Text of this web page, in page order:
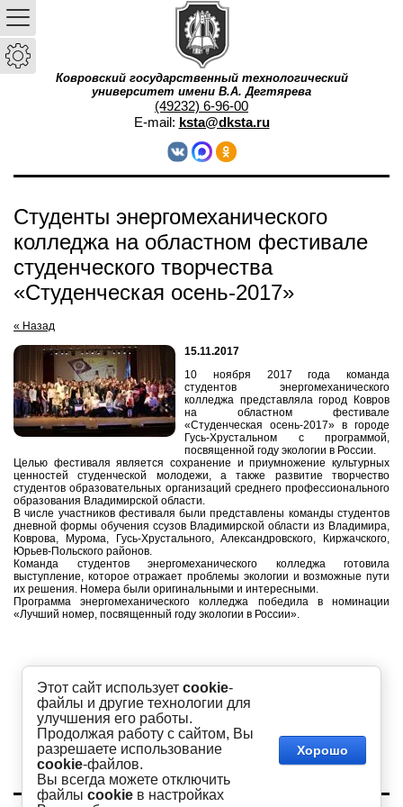
Ковровский государственный технологический
университет имени В.А. Дегтярева
(49232) 6-96-00
E-mail: ksta@dksta.ru
Студенты энергомеханического
колледжа на областном фестивале
студенческого творчества
«Студенческая осень-2017»
« Назад
15.11.2017
10 ноября 2017 года команда
студентов энергомеханического
колледжа представляла город Ковров
на областном фестивале
«Студенческая осень-2017» в городе
Гусь-Хрустальном с программой,
посвященной году экологии в России.
Целью фестиваля является сохранение и приумножение культурных
ценностей студенческой молодежи, а также развитие творчество
студентов образовательных организаций среднего профессионального
образования Владимирской области.
В числе участников фестиваля были представлены команды студентов
дневной формы обучения ссузов Владимирской области из Владимира,
Коврова, Мурома, Гусь-Хрустального, Александровского, Киржачского,
Юрьев-Польского районов.
Команда студентов энергомеханического колледжа готовила
выступление, которое отражает проблемы экологии и возможные пути
их решения. Номера были оригинальными и интересными.
Программа энергомеханического колледжа победила в номинации
«Лучший номер, посвященный году экологии в России».
Copyright © 2016 - 2026
Этот сайт использует cookie-
файлы и другие технологии для
улучшения его работы.
Продолжая работу с сайтом, Вы
разрешаете использование
cookie-файлов.
Вы всегда можете отключить
файлы cookie в настройках
Хорошо